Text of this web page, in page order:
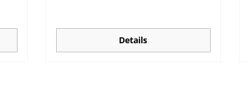
Details